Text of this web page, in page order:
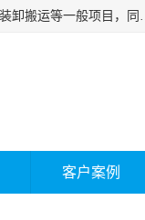
西安福鸿祥物流有限公司成立于2021年，位于陕西省西安市灞桥区，公司主
客户案例